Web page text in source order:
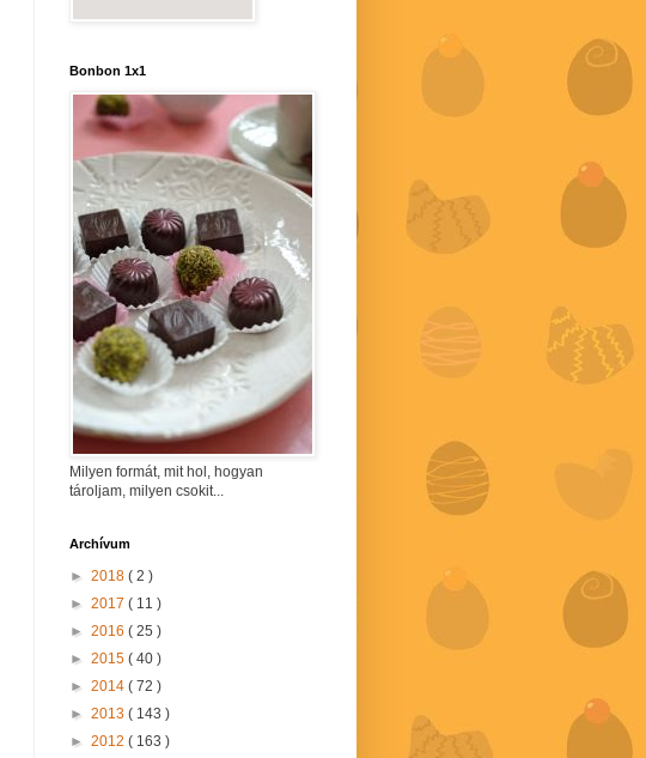
Bonbon 1x1
Milyen formát, mit hol, hogyan
tároljam, milyen csokit...
Archívum
► 2018 ( 2 )
► 2017 ( 11 )
► 2016 ( 25 )
► 2015 ( 40 )
► 2014 ( 72 )
► 2013 ( 143 )
► 2012 ( 163 )